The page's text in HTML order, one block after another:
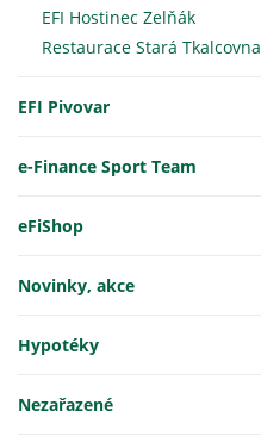
EFI Hostinec Zelňák
Restaurace Stará Tkalcovna
EFI Pivovar
e-Finance Sport Team
eFiShop
Novinky, akce
Hypotéky
Nezařazené